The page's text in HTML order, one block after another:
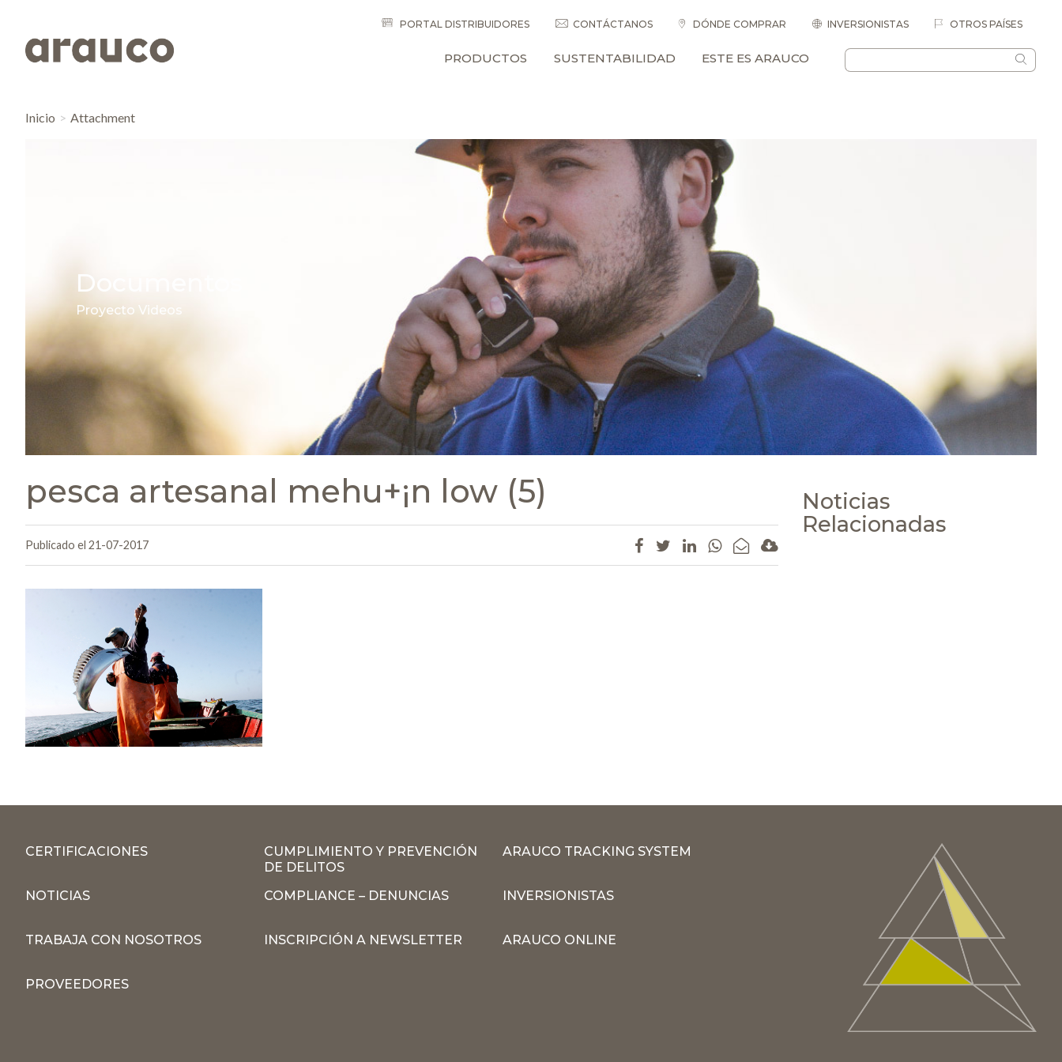
PORTAL DISTRIBUIDORES CONTÁCTANOS DÓNDE COMPRAR INVERSIONISTAS OTROS PAÍSES
PRODUCTOS SUSTENTABILIDAD ESTE ES ARAUCO
Inicio Attachment
Documentos
Proyecto Videos
pesca artesanal mehu+¡n low (5)
Publicado el 21-07-2017
Noticias
Relacionadas
CERTIFICACIONES
CUMPLIMIENTO Y PREVENCIÓN
DE DELITOS
ARAUCO TRACKING SYSTEM
NOTICIAS COMPLIANCE – DENUNCIAS INVERSIONISTAS
TRABAJA CON NOSOTROS INSCRIPCIÓN A NEWSLETTER ARAUCO ONLINE
PROVEEDORES